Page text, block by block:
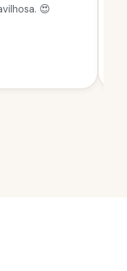
😍